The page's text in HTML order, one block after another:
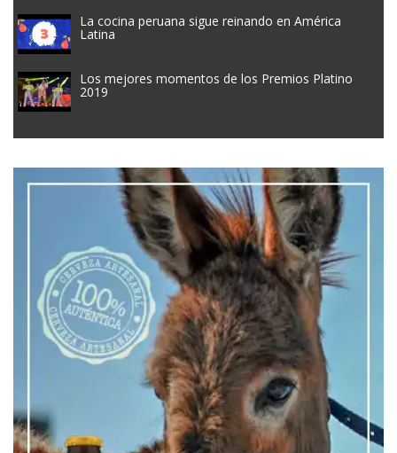
La cocina peruana sigue reinando en América
Latina
Los mejores momentos de los Premios Platino
2019